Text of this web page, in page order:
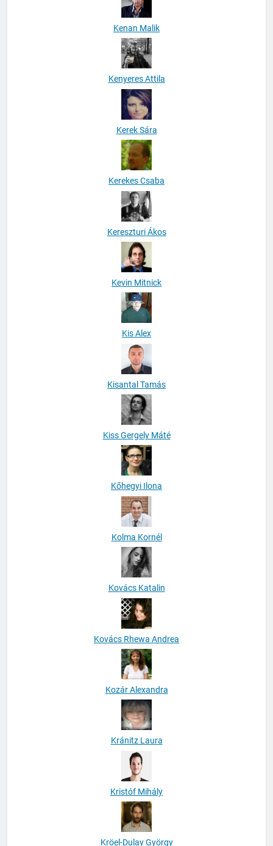
Kenan Malik
Kenyeres Attila
Kerek Sára
Kerekes Csaba
Kereszturi Ákos
Kevin Mitnick
Kis Alex
Kisantal Tamás
Kiss Gergely Máté
Kőhegyi Ilona
Kolma Kornél
Kovács Katalin
Kovács Rhewa Andrea
Kozár Alexandra
Kránitz Laura
Kristóf Mihály
Kröel-Dulay György